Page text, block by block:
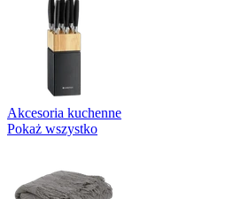
Akcesoria kuchenne
Pokaż wszystko